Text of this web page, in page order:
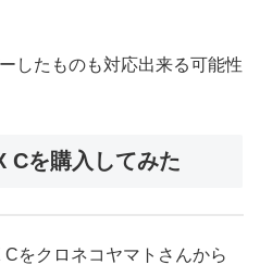
したものも対応出来る可能性
Cを購入してみた
をクロネコヤマトさんから